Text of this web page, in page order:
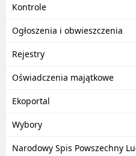
Kontrole
Ogłoszenia i obwieszczenia
Rejestry
Oświadczenia majątkowe
Ekoportal
Wybory
Narodowy Spis Powszechny